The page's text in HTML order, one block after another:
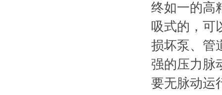
终如一的高
吸式的，可
损坏泵、管
强的压力脉
要无脉动运